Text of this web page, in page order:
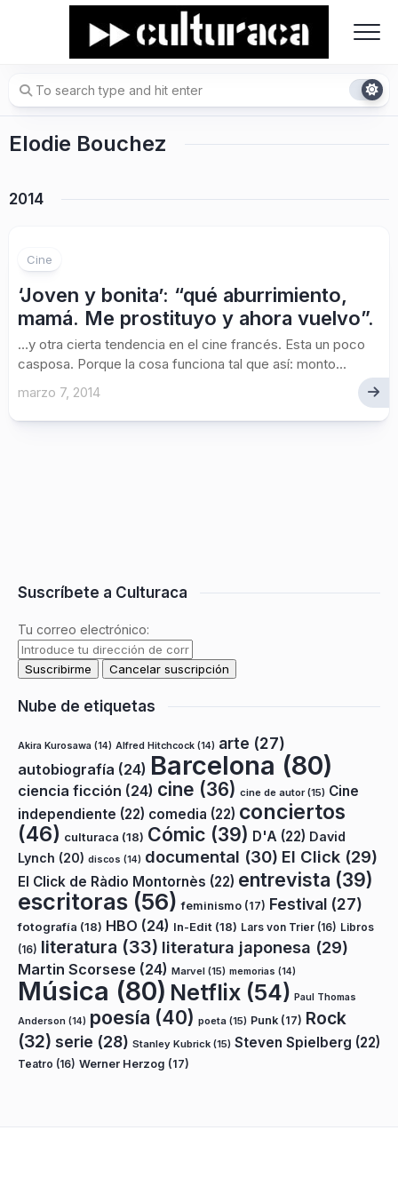
Elodie Bouchez
2014
Cine
‘Joven y bonita’: “qué aburrimiento,
mamá. Me prostituyo y ahora vuelvo”.
…y otra cierta tendencia en el cine francés. Esta un poco
casposa. Porque la cosa funciona tal que así: monto...
marzo 7, 2014
Suscríbete a Culturaca
Tu correo electrónico:
Nube de etiquetas
Akira Kurosawa (14) Alfred Hitchcock (14) arte (27)
autobiografía (24) Barcelona (80)
ciencia ficción (24) cine (36) cine de autor(15) Cine
independiente (22) comedia (22) conciertos
(46) culturaca (18) Cómic (39) D'A (22) David
Lynch (20) discos (14) documental (30) El Click (29)
El Click de Ràdio Montornès (22) entrevista (39)
escritoras (56) feminismo (17) Festival (27)
fotografía (18) HBO (24) In-Edit (18) Lars von Trier (16) Libros
(16) literatura (33) literatura japonesa (29)
Martin Scorsese (24) Marvel (15) memorias (14)
Música (80) Netflix (54) Paul Thomas
Anderson (14) poesía (40) poeta (15) Punk (17) Rock
(32) serie (28) Stanley Kubrick (15) Steven Spielberg (22)
Teatro (16) Werner Herzog (17)